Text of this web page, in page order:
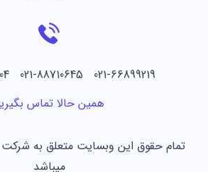
021-66899219 021-88710645 504 8171 0912
همین حالا تماس
تمام حقوق این وبسایت متعلق به شرکت
میباشد